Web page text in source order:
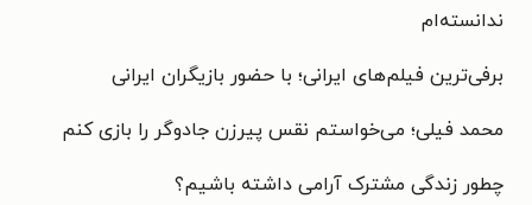
ندانسته‌ام
برفی‌ترین فیلم‌های ایرانی؛ با حضور بازیگران ایرانی
محمد فیلی؛ می‌خواستم نقس پیرزن جادوگر را بازی کنم
چطور زندگی مشترک آرامی داشته باشیم؟